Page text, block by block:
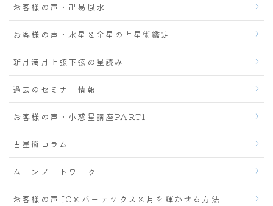
お客様の声・卍易風水
お客様の声・水星と金星の占星術鑑定
新月満月上弦下弦の星読み
過去のセミナー情報
お客様の声・小惑星講座PART1
占星術コラム
ムーンノートワーク
お客様の声 ICとバーテックスと月を輝かせる方法